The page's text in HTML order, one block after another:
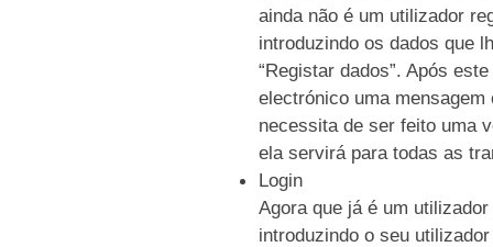
ainda não é um utilizador
introduzindo os dados que
“Registar dados”. Após
electrónico uma
necessita de ser feito uma
ela servirá para todas as
Login
Agora que já é um
introduzindo o seu